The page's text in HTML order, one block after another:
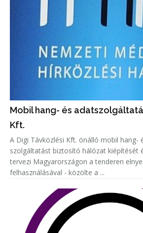
Mobil hang- és
Kft.
A Digi Távközlési Kft. önálló mobil hang-
szolgáltatást biztosító hálózat kiépítését
tervezi Magyarországon a tenderen
felhasználásával - közölte a ...